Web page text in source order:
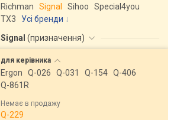
Richman
Signal Sihoo
Special4you
ТX3
Усі бренди
Signal (призначення)
для керівника
Ergon Q-026 Q-031 Q-154 Q-406
Q-861R
Немає в продажу
Q-229